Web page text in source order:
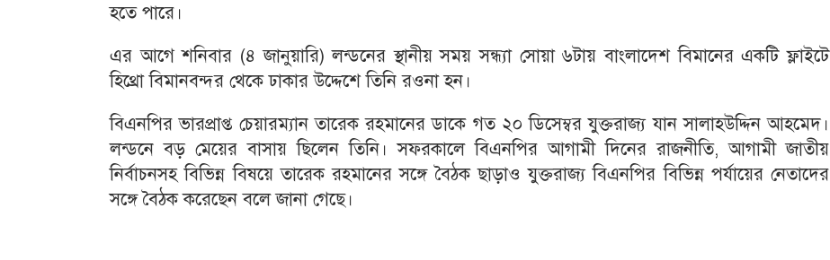
হতে পারে।
এর আগে শনিবার (৪ জানুয়ারি) লন্ডনের স্থানীয় সময় সন্ধ্যা সোয়া ৬টায় বাংলাদেশ বিমানের একটি ফ্লাইটে
হিথ্রো বিমানবন্দর থেকে ঢাকার উদ্দেশে তিনি রওনা হন।
বিএনপির ভারপ্রাপ্ত চেয়ারম্যান তারেক রহমানের ডাকে গত ২০ ডিসেম্বর যুক্তরাজ্য যান সালাহউদ্দিন আহমেদ।
লন্ডনে বড় মেয়ের বাসায় ছিলেন তিনি। সফরকালে বিএনপির আগামী দিনের রাজনীতি, আগামী জাতীয়
নির্বাচনসহ বিভিন্ন বিষয়ে তারেক রহমানের সঙ্গে বৈঠক ছাড়াও যুক্তরাজ্য বিএনপির বিভিন্ন পর্যায়ের নেতাদের
সঙ্গে বৈঠক করেছেন বলে জানা গেছে।